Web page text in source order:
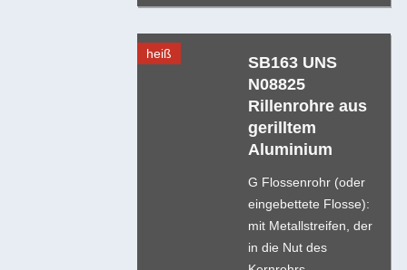
heiß
SB163 UNS
N08825
Rillenrohre aus
gerilltem
Aluminium
G Flossenrohr (oder
eingebettete Flosse):
mit Metallstreifen, der
in die Nut des